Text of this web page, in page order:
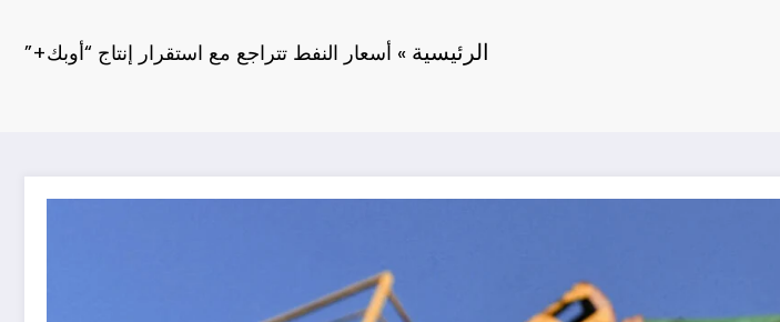
الرئيسية » أسعار النفط تتراجع مع استقرار إنتاج “أوبك+”